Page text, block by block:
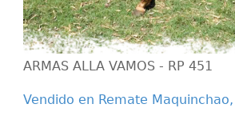
ARMAS ALLA VAMOS - RP 451
Vendido en Remate